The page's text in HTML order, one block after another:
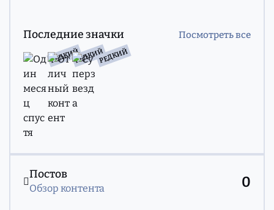
Последние значки Посмотреть все
РЕДКИЙРЕДКИЙРЕДКИЙ
Постов
Обзор контента 0